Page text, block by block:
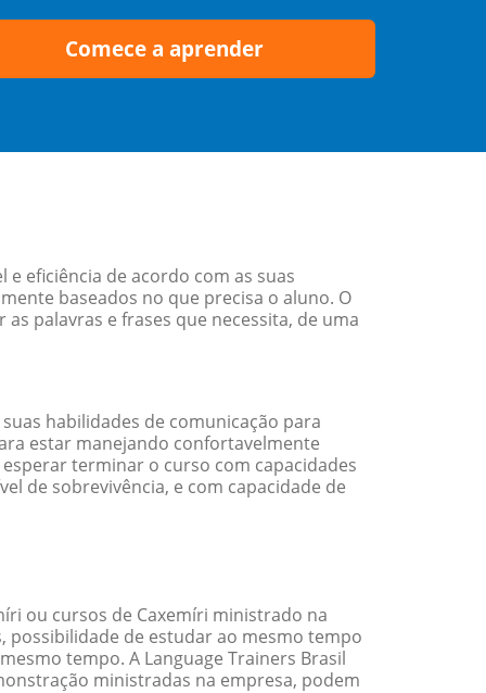
Comece a aprender
eficiência de acordo com as suas
baseados no que precisa o aluno. O
palavras e frases que necessita, de uma
habilidades de comunicação para
estar manejando confortavelmente
terminar o curso com capacidades
de sobrevivência, e com capacidade de
ou cursos de Caxemíri ministrado na
possibilidade de estudar ao mesmo tempo
tempo. A Language Trainers Brasil
ministradas na empresa, podem